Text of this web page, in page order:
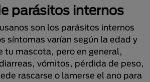
parásitos internos
son los parásitos internos
síntomas varían según la edad y
tu mascota, pero en general,
vómitos, pérdida de peso,
rascarse o lamerse el ano para